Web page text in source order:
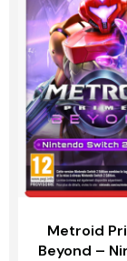
Metroid
Beyond –